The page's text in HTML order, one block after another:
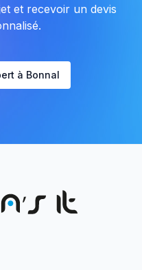
et recevoir un devis
à Bonnal